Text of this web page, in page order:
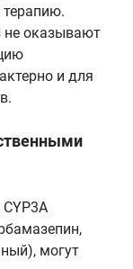
не оказывают
и для
могут